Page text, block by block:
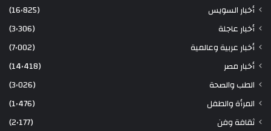
أخبار السويس
(16٬825)
أخبار عاجلة
(3٬306)
أخبار عربية وعالمية
(7٬002)
أخبار مصر
(14٬418)
الطب والصحة
(3٬026)
المرأة والطفل
(1٬476)
ثقافة وفن
(2٬177)